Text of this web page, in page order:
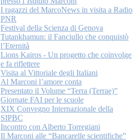
I ragazzi del MarcoNews in visita a Radio
PNR
Festival della Scienza di Genova
Tutankhamun: il Fanciullo che conquistò
l’Eternità
Lions Kairos - Un progetto che coinvolge
e fa riflettere
Visita al Vittoriale degli Italiani
Al Marconi l’amore conta
Presentato il Volume “Terra (Terrae)”
Giornate FAI per le scuole
XIX Convegno Internazionale della
SIPBC
Incontro con Alberto Torregiani
Il Marconi alle “Bancarelle scientifiche”